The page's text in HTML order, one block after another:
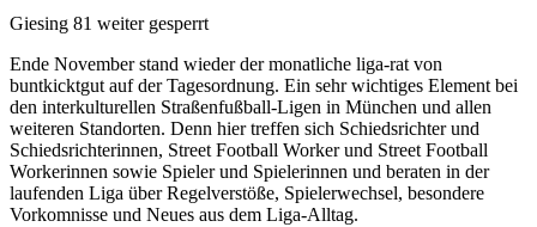
Giesing 81 weiter gesperrt
Ende November stand wieder der monatliche liga-rat von
buntkicktgut auf der Tagesordnung. Ein sehr wichtiges Element bei
den interkulturellen Straßenfußball-Ligen in München und allen
weiteren Standorten. Denn hier treffen sich Schiedsrichter und
Schiedsrichterinnen, Street Football Worker und Street Football
Workerinnen sowie Spieler und Spielerinnen und beraten in der
laufenden Liga über Regelverstöße, Spielerwechsel, besondere
Vorkomnisse und Neues aus dem Liga-Alltag.